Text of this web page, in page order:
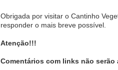
Obrigada por visitar o Cantinho
responder o mais breve possível.
Atenção!!!
Comentários com links não serão